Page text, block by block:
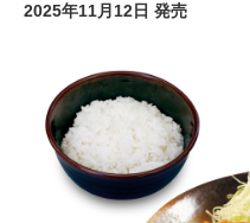
2025年11月12日 発売